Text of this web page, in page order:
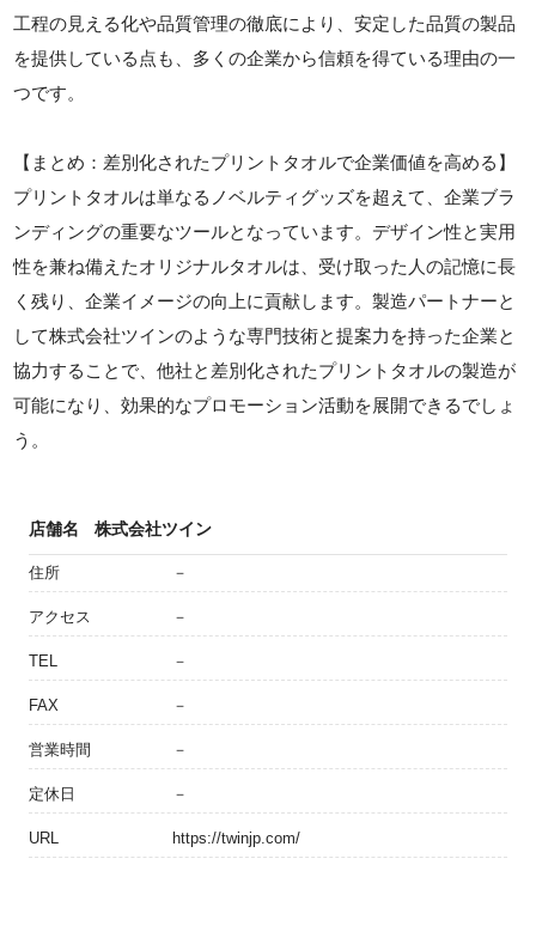
工程の見える化や品質管理の徹底により、安定した品質の製品
を提供している点も、多くの企業から信頼を得ている理由の一
つです。
【まとめ：差別化されたプリントタオルで企業価値を高める】
プリントタオルは単なるノベルティグッズを超えて、企業ブラ
ンディングの重要なツールとなっています。デザイン性と実用
性を兼ね備えたオリジナルタオルは、受け取った人の記憶に長
く残り、企業イメージの向上に貢献します。製造パートナーと
して株式会社ツインのような専門技術と提案力を持った企業と
協力することで、他社と差別化されたプリントタオルの製造が
可能になり、効果的なプロモーション活動を展開できるでしょ
う。
店舗名 株式会社ツイン
住所 －
アクセス －
TEL －
FAX －
営業時間 －
定休日 －
URL https://twinjp.com/